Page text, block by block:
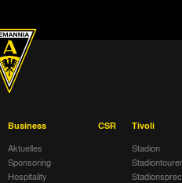
Business
Aktuelles
Sponsoring
Hospitality
CSR
Tivoli
Stadion